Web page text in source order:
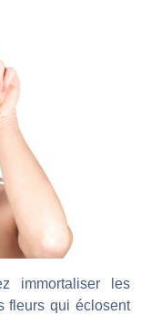
immortaliser les
fleurs qui éclosent